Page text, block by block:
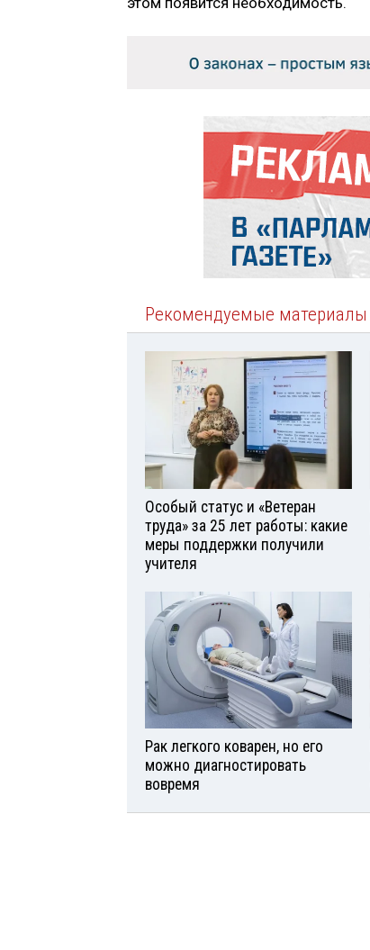
Рекомендуемые материалы
Особый статус и «Ветеран
труда» за 25 лет работы: какие
меры поддержки получили
учителя
Рак легкого коварен, но его
можно диагностировать
вовремя